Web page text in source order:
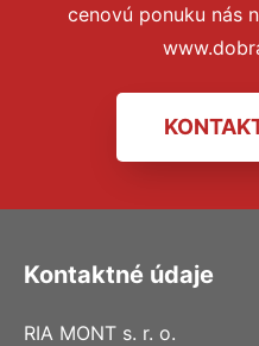
cenovú ponuku nás
Kontaktné údaje
RIA MONT s. r. o.